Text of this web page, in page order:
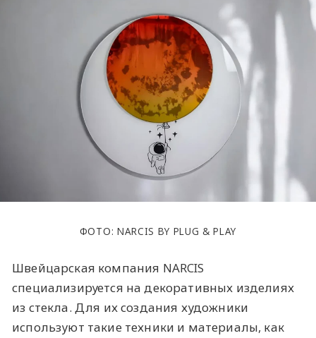
ФОТО: NARCIS BY PLUG & PLAY
Швейцарская компания NARCIS
специализируется на декоративных изделиях
из стекла. Для их создания художники
используют такие техники и материалы, как